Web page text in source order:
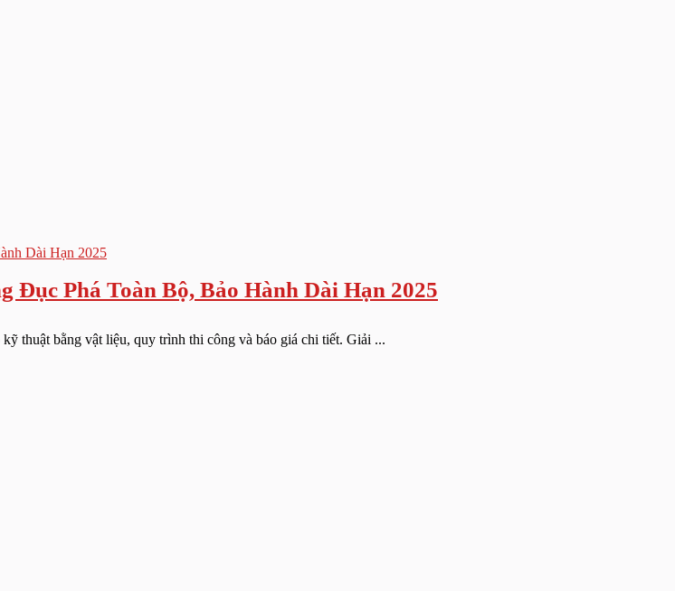
Đục Phá Toàn Bộ, Bảo Hành Dài Hạn 2025
thuật bằng vật liệu, quy trình thi công và báo giá chi tiết. Giải ...